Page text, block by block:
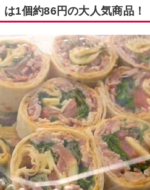
1個約86円の大人気商品！